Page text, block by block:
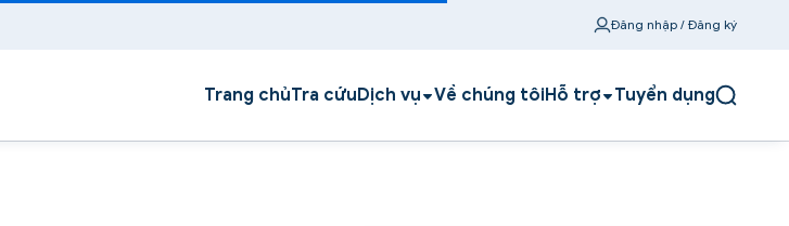
Đăng nhập / Đăng ký
Trang chủTra cứuDịch vụ Về chúng tôiHỗ trợ Tuyển dụng